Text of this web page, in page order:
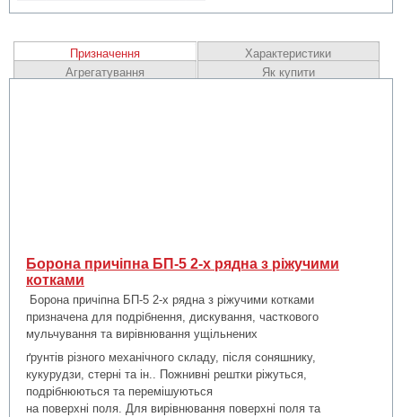
Призначення
Характеристики
Агрегатування
Як купити
Борона причіпна БП-5 2-х рядна з ріжучими
котками
Борона причіпна БП-5 2-х рядна з ріжучими котками
призначена для подрібнення, дискування, часткового
мульчування та вирівнювання ущільнених
ґрунтів різного механічного складу, після соняшнику,
кукурудзи, стерні та ін.. Пожнивні рештки ріжуться,
подрібнюються та перемішуються
на поверхні поля. Для вирівнювання поверхні поля та